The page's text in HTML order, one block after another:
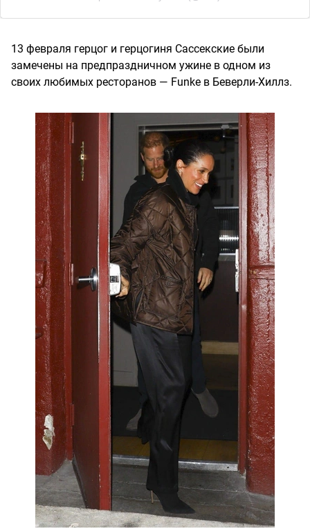
13 февраля герцог и герцогиня Сассекские были
замечены на предпраздничном ужине в одном из
своих любимых ресторанов — Funke в Беверли-Хиллз.